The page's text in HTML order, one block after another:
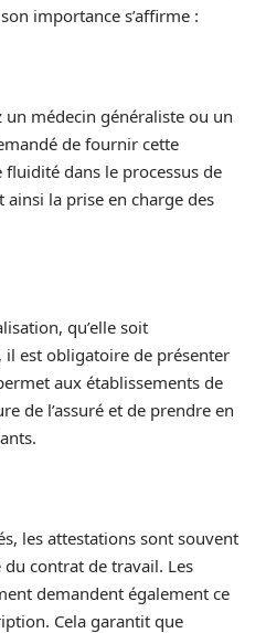
importance s’affirme :
un médecin généraliste ou un
de fournir cette
fluidité dans le processus de
ainsi la prise en charge des
qu’elle soit
il est obligatoire de présenter
aux établissements de
de l’assuré et de prendre en
les attestations sont souvent
contrat de travail. Les
demandent également ce
Cela garantit que